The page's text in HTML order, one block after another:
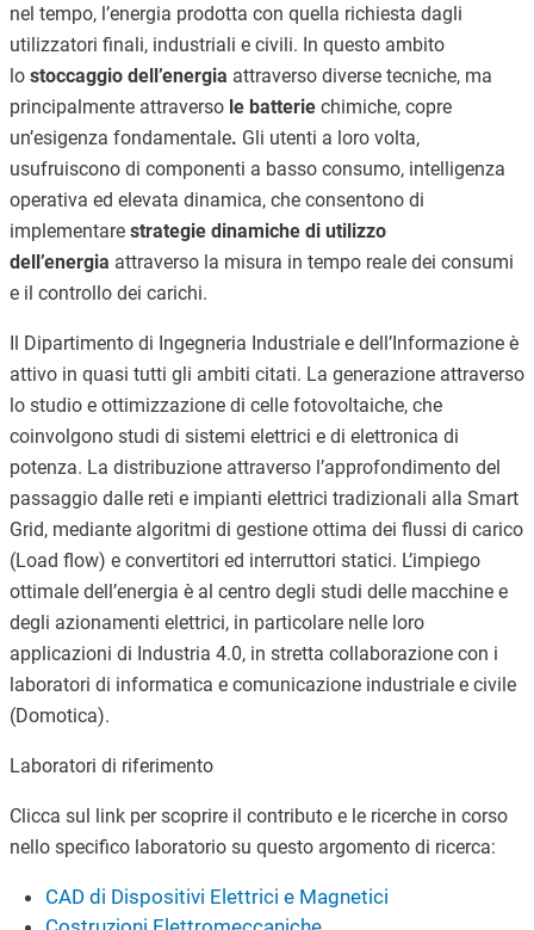
nel tempo, l’energia prodotta con quella richiesta dagli
utilizzatori finali, industriali e civili. In questo ambito
lo stoccaggio dell’energia attraverso diverse tecniche, ma
principalmente attraversole batterie chimiche, copre
un’esigenza fondamentale. Gli utenti a loro volta,
usufruiscono di componenti a basso consumo, intelligenza
operativa ed elevata dinamica, che consentono di
implementare strategie dinamiche di utilizzo
dell’energia attraverso la misura in tempo reale dei consumi
e il controllo dei carichi.
Il Dipartimento di Ingegneria Industriale e dell’Informazione è
attivo in quasi tutti gli ambiti citati. La generazione attraverso
lo studio e ottimizzazione di celle fotovoltaiche, che
coinvolgono studi di sistemi elettrici e di elettronica di
potenza. La distribuzione attraverso l’approfondimento del
passaggio dalle reti e impianti elettrici tradizionali alla Smart
Grid, mediante algoritmi di gestione ottima dei flussi di carico
(Load flow) e convertitori ed interruttori statici. L’impiego
ottimale dell’energia è al centro degli studi delle macchine e
degli azionamenti elettrici, in particolare nelle loro
applicazioni di Industria 4.0, in stretta collaborazione con i
laboratori di informatica e comunicazione industriale e civile
(Domotica).
Laboratori di riferimento
Clicca sul link per scoprire il contributo e le ricerche in corso
nello specifico laboratorio su questo argomento di ricerca:
CAD di Dispositivi Elettrici e Magnetici